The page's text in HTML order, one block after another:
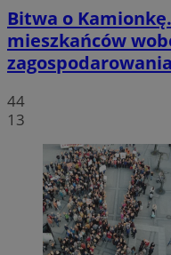
Bitwa o
mieszkańców
44
13